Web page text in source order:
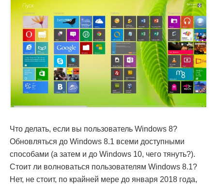
Что делать, если вы пользователь Windows 8?
Обновляться до Windows 8.1 всеми доступными
способами (а затем и до Windows 10, чего тянуть?).
Стоит ли волноваться пользователям Windows 8.1?
Нет, не стоит, по крайней мере до января 2018 года,